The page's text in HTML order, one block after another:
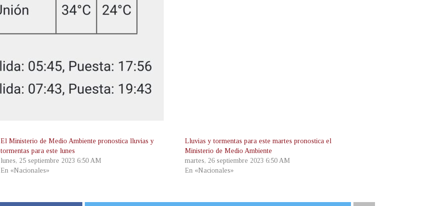
El Ministerio de Medio Ambiente pronostica lluvias y
tormentas para este lunes
lunes, 25 septiembre 2023 6:50 AM
En «Nacionales»
Lluvias y tormentas para este martes pronostica el
Ministerio de Medio Ambiente
martes, 26 septiembre 2023 6:50 AM
En «Nacionales»